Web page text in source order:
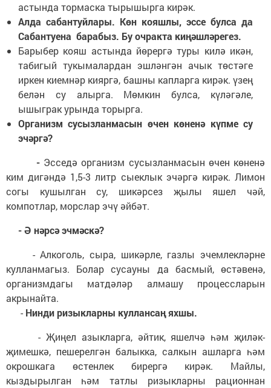
астында тормаска тырышырга кирәк.
Алда сабантуйлары. Көн кояшлы, эссе булса да
Сабантуена барабыз. Бу очракта киңәшләрегез.
Барыбер кояш астында йөрергә туры килә икән,
табигый тукымалардан эшләнгән ачык төстәге
иркен киемнәр кияргә, башны капларга кирәк. үзең
белән су алырга. Мөмкин булса, күләгәле,
ышыграк урында торырга.
Организм сусызланмасын өчен көненә күпме су
эчәргә?
-Эсседә организм сусызланмасын өчен көненә
ким дигәндә 1,5-3 литр сыеклык эчәргә кирәк. Лимон
согы кушылган су, шикәрсез җылы яшел чәй,
компотлар, морслар эчү әйбәт.
- Ә нәрсә эчмәскә?
- Алкоголь, сыра, шикәрле, газлы эчемлекләрне
кулланмагыз. Болар сусауны да басмый, өстәвенә,
организмдагы матдәләр алмашу процессларын
акрынайта.
- Нинди ризыкларны куллансаң яхшы.
- Җиңел азыкларга, әйтик, яшелчә һәм җиләк-
җимешкә, пешерелгән балыкка, салкын ашларга һәм
окрошкага өстенлек бирергә кирәк. Майлы,
кыздырылган һәм татлы ризыкларны рационнан